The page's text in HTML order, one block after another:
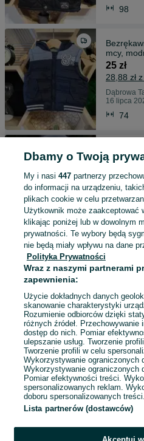
98
mcy,
25 zł
28,88 zł
Dąbrowa
16 lipca
74
18m)
18,53 zł
Dąbrowa
12 lipca
86
110
Gruszów
12 lipca
110
1
Dbamy o Twoją
My i nasi 447partnerzy
do informacji na urządzeniu,
plikach cookie w celu
Użytkownik może zaakceptować
klikając poniżej lub w dowolnym
prywatności. Te wybory będą
nie będą miały wpływu na dane
Polityka Prywatności
Wraz z naszymi partnerami
zapewnienia:
Użycie dokładnych danych
skanowanie charakterystyki
Rozumienie odbiorców dzięki
różnych źródeł. Przechowywanie
dostęp do nich. Pomiar
ulepszanie usług. Tworzenie
Tworzenie profili w celu
Wykorzystywanie ograniczonych
Wykorzystywanie ograniczonych
Pomiar efektywności treści.
spersonalizowanych reklam.
doboru spersonalizowanych treści.
Lista partnerów (dostawców)